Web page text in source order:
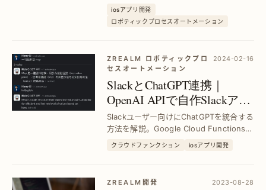
報告を自動化。手作業のミスを削減し、
業務効率を大幅に改善する方法を解説し
iosアプリ開発
ロボティックプロセスオートメーション
ZREALM ロボティックプロ
セスオートメーション
2024-02-16
SlackとChatGPT連携｜
OpenAI APIで自作Slackアプ
リをPythonとGoogle Cloud
Functionsで実装
Slackユーザー向けにChatGPTを統合する
方法を解説。Google Cloud Functionsと
Pythonを使い、API連携を自作し業務効
クラウドファンクション iosアプリ開発
ZREALM開発 2023-08-28